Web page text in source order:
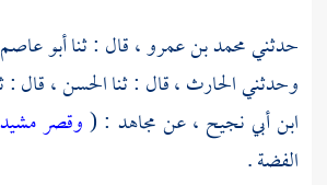
حدثنيمحمد بن عمرو، قال : ثناأبو عاصم
وحدثنيالحارث، قال : ثناالحسن، قال :
ابن أبي نجيح ، عنمجاهد : (وقصر مشيد
الفضة .